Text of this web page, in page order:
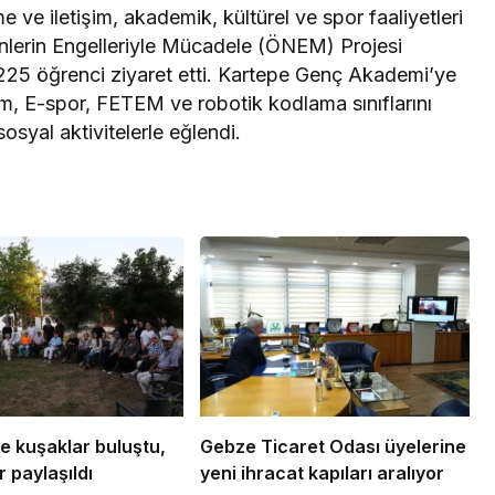
ve iletişim, akademik, kültürel ve spor faaliyetleri
Engelleriyle Mücadele (ÖNEM) Projesi
öğrenci ziyaret etti. Kartepe Genç Akademi’ye
E-spor, FETEM ve robotik kodlama sınıflarını
aktivitelerle eğlendi.
kuşaklar buluştu,
Gebze Ticaret Odası üyelerine
yeni ihracat kapıları aralıyor